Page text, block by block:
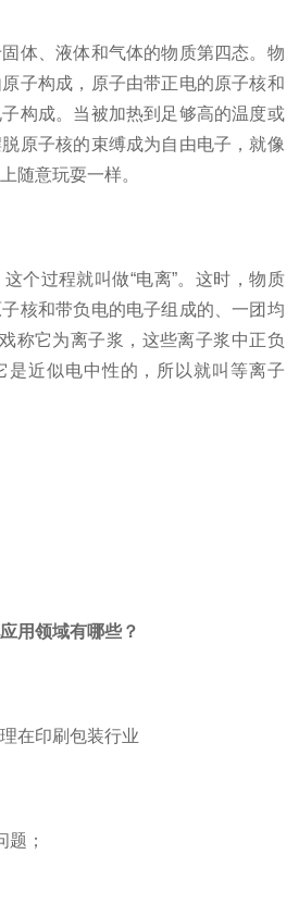
、液体和气体的物质第四态。物
子构成，原子由带正电的原子核和
构成。当被加热到足够高的温度或
原子核的束缚成为自由电子，就像
随意玩耍一样。
过程就叫做“电离”。这时，物质
核和带负电的电子组成的、一团均
称它为离子浆，这些离子浆中正负
是近似电中性的，所以就叫等离子
用领域有哪些？
印刷包装行业
；